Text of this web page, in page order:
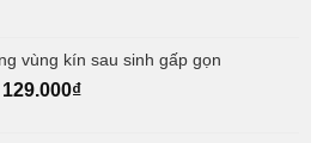
vùng kín sau sinh gấp gọn
Giá
129.000₫Giá